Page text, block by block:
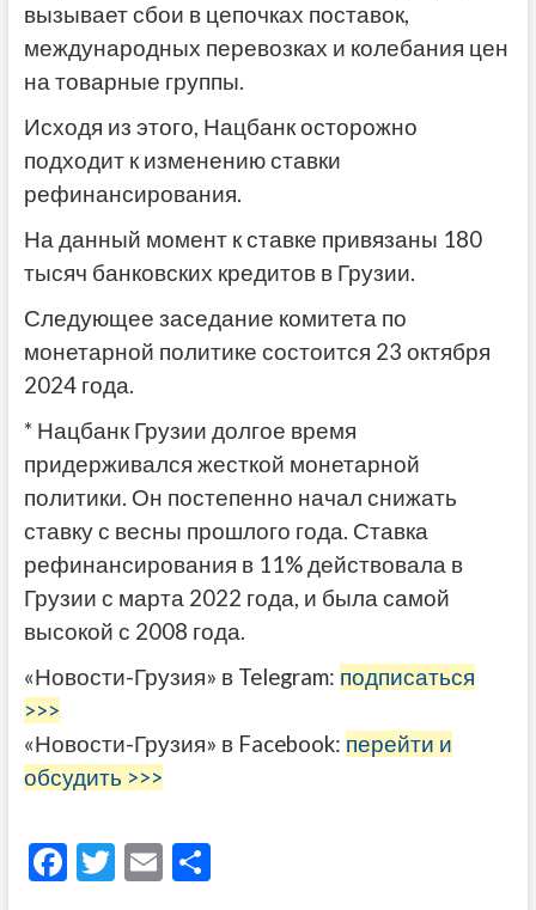
вызывает сбои в цепочках поставок,
международных перевозках и колебания цен
на товарные группы.
Исходя из этого, Нацбанк осторожно
подходит к изменению ставки
рефинансирования.
На данный момент к ставке привязаны 180
тысяч банковских кредитов в Грузии.
Следующее заседание комитета по
монетарной политике состоится 23 октября
2024 года.
* Нацбанк Грузии долгое время
придерживался жесткой монетарной
политики. Он постепенно начал снижать
ставку с весны прошлого года. Ставка
рефинансирования в 11% действовала в
Грузии с марта 2022 года, и была самой
высокой с 2008 года.
«Новости-Грузия» в Telegram: подписаться
>>>
«Новости-Грузия» в Facebook: перейти и
обсудить >>>
F T E О